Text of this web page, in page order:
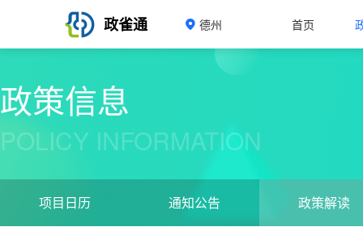
政雀通 德州 首页
政策信息
POLICY INFORMATION
项目日历 通知公告 政策解读